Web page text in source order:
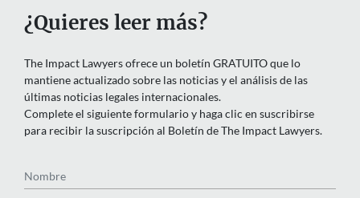
¿Quieres leer más?
The Impact Lawyers ofrece un boletín GRATUITO que lo
mantiene actualizado sobre las noticias y el análisis de las
últimas noticias legales internacionales.
Complete el siguiente formulario y haga clic en suscribirse
para recibir la suscripción al Boletín de The Impact Lawyers.